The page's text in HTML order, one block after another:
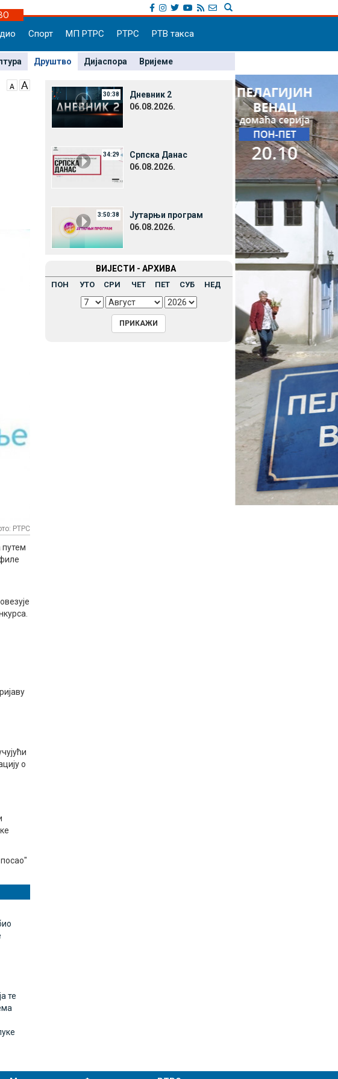
Спорт МП РТРС РТРС РТВ такса
Друштво Дијаспора Вријеме
РТРС
о
те
30:38
Дневник 2
06.08.2026.
34:29
Српска Данас
06.08.2026.
3:50:38
Јутарњи програм
06.08.2026.
ВИЈЕСТИ - АРХИВА
ПОН УТО СРИ ЧЕТ ПЕТ СУБ НЕД